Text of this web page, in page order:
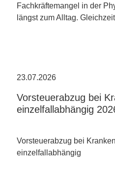
Fachkräftemangel in der
längst zum Alltag.
23.07.2026
Vorsteuerabzug bei
einzelfallabhängig
Vorsteuerabzug bei
einzelfallabhängig